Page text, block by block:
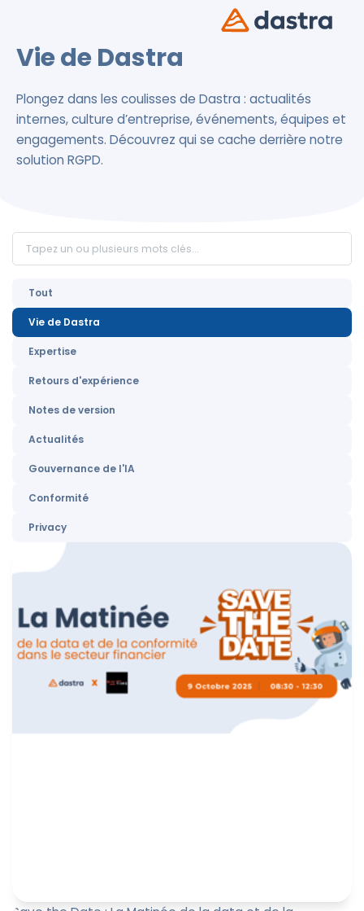
Vie de Dastra
Plongez dans les coulisses de Dastra : actualités
internes, culture d’entreprise, événements, équipes et
engagements. Découvrez qui se cache derrière notre
solution RGPD.
Tout
Vie de Dastra
Expertise
Retours d'expérience
Notes de version
Actualités
Gouvernance de l'IA
Conformité
Privacy